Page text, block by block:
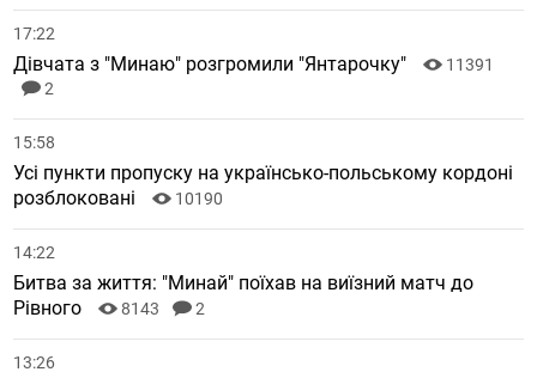
17:22
Дівчата з "Минаю" розгромили "Янтарочку"
11391
2
15:58
Усі пункти пропуску на українсько-польському кордоні
розблоковані
10190
14:22
Битва за життя: "Минай" поїхав на виїзний матч до
Рівного
8143 2
13:26